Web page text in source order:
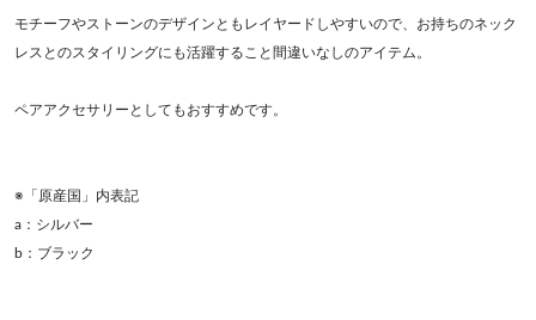
モチーフやストーンのデザインともレイヤードしやすいので、お持ちのネック
レスとのスタイリングにも活躍すること間違いなしのアイテム。
ペアアクセサリーとしてもおすすめです。
※「原産国」内表記
a：シルバー
b：ブラック